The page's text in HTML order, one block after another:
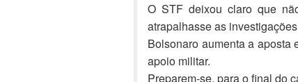
O STF deixou claro que
atrapalhasse as
Bolsonaro aumenta a aposta
apoio militar.
Preparem-se, para o final do